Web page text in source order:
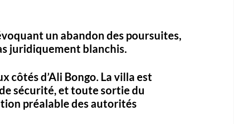
un abandon des poursuites,
juridiquement blanchis.
côtés d’Ali Bongo. La villa est
sécurité, et toute sortie du
préalable des autorités